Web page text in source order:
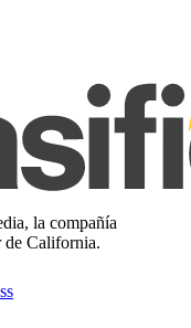
la compañía
de California.